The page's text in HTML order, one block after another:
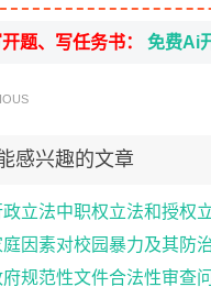
题、写任务书： 免费Ai
感兴趣的文章
政立法中职权立法和授权
庭因素对校园暴力及其防
府规范性文件合法性审查